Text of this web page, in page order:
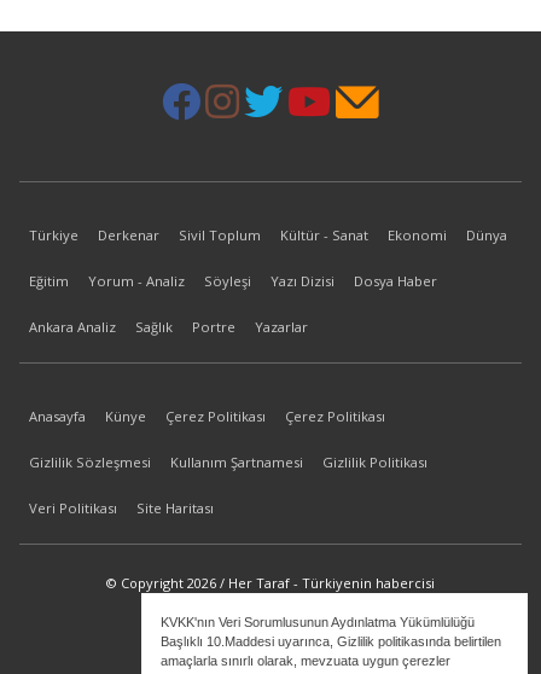
KVKK'nın Veri Sorumlusunun Aydınlatma Yükümlülüğü
Başlıklı 10.Maddesi uyarınca, Gizlilik politikasında belirtilen
amaçlarla sınırlı olarak, mevzuata uygun çerezler
Türkiye Derkenar Sivil Toplum Kültür - Sanat Ekonomi Dünya
Eğitim Yorum - Analiz Söyleşi Yazı Dizisi Dosya Haber
Ankara Analiz Sağlık Portre Yazarlar
Anasayfa Künye Çerez Politikası Çerez Politikası
Gizlilik Sözleşmesi Kullanım Şartnamesi Gizlilik Politikası
Veri Politikası Site Haritası
© Copyright 2026 / Her Taraf - Türkiyenin habercisi
bilgi@hertaraf.com